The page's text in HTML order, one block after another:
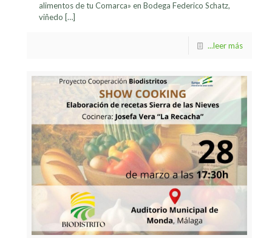
alimentos de tu Comarca» en Bodega Federico Schatz,
viñedo […]
...leer más